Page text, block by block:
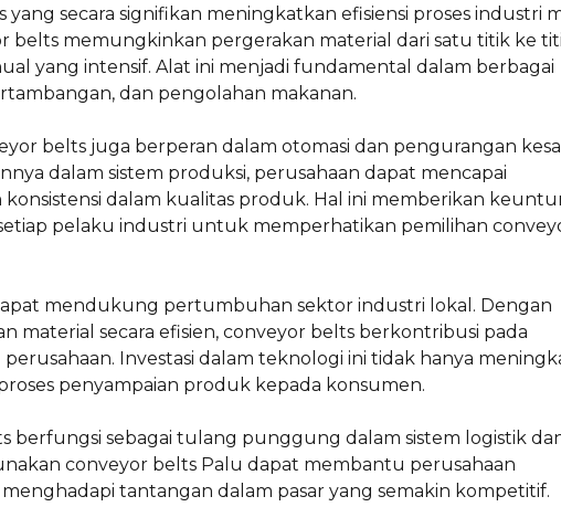
secara signifikan meningkatkan efisiensi proses industri
belts memungkinkan pergerakan material dari satu titik ke
yang intensif. Alat ini menjadi fundamental dalam berbagai
dan pengolahan makanan.
belts juga berperan dalam otomasi dan pengurangan
dalam sistem produksi, perusahaan dapat mencapai
dalam kualitas produk. Hal ini memberikan
pelaku industri untuk memperhatikan pemilihan
mendukung pertumbuhan sektor industri lokal. Dengan
material secara efisien, conveyor belts berkontribusi pada
Investasi dalam teknologi ini tidak hanya
penyampaian produk kepada konsumen.
berfungsi sebagai tulang punggung dalam sistem logistik
conveyor belts Palu dapat membantu perusahaan
tantangan dalam pasar yang semakin kompetitif.